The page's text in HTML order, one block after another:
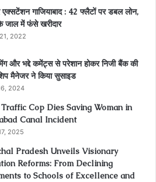
एक्सटेंशन गाजियाबाद : 42 फ्लैटों पर डबल लोन,
जाल में फंसे खरीदार
2022
और भद्दे कमेंट्स से परेशान होकर निजी बैंक की
मैनेजर ने किया सुसाइड
2024
Cop Dies Saving Woman in
Canal Incident
2025
Pradesh Unveils Visionary
Reforms: From Declining
to Schools of Excellence and